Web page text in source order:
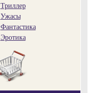
Триллер
Ужасы
Фантастика
Эротика